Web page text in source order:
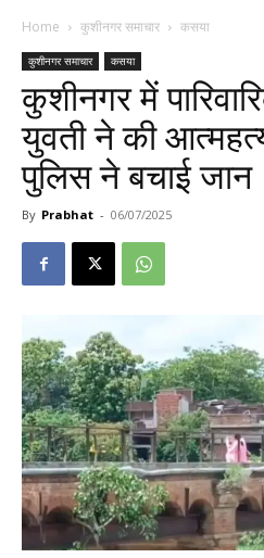
Home कुशीनगर समाचार कसया
कुशीनगर समाचार कसया
कुशीनगर में
युवती ने की
पुलिस ने बचाई जान
By Prabhat - 06/07/2025